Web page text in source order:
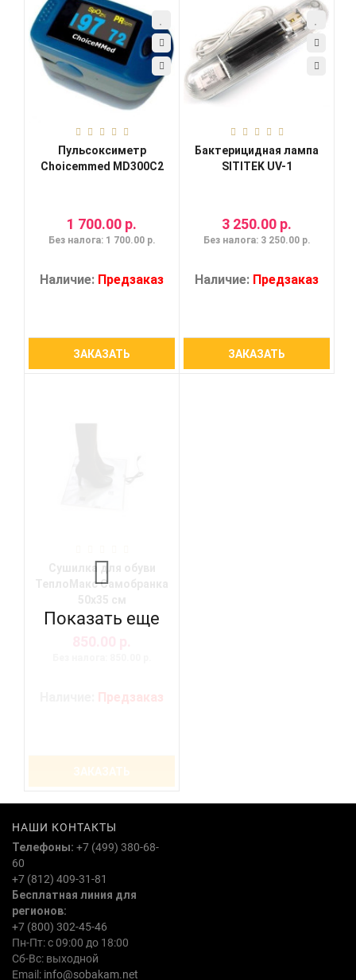
Пульсоксиметр
Choicemmed MD300C2
1 700.00 р.
Без налога: 1 700.00 р.
Наличие: Предзаказ
ЗАКАЗАТЬ
Бактерицидная лампа
SITITEK UV-1
3 250.00 р.
Без налога: 3 250.00 р.
Наличие: Предзаказ
ЗАКАЗАТЬ
ТеплоМакс Самобранка
Предзаказ
ЗАКАЗАТЬ
Показать еще
НАШИ КОНТАКТЫ
Телефоны: +7 (499) 380-68-
60
+7 (812) 409-31-81
Бесплатная линия для
регионов:
+7 (800) 302-45-46
Пн-Пт: с 09:00 до 18:00
Сб-Вс: выходной
Email: info@sobakam.net